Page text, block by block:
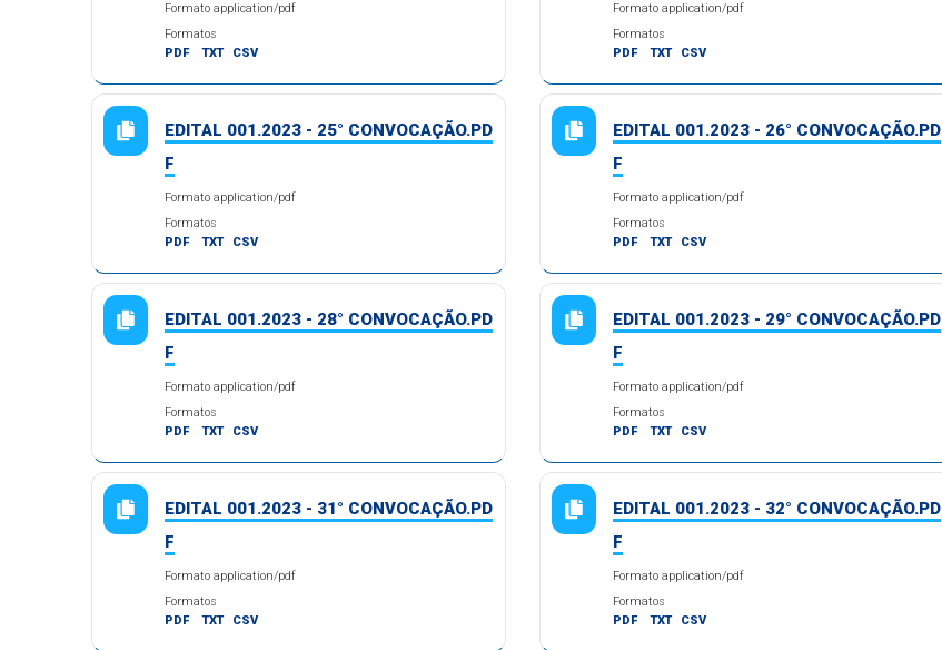
Formato application/pdf
Formatos
PDF
TXT CSV
Formato application/pdf
Formatos
PDF
TXT CSV
EDITAL 001.2023 - 25° CONVOCAÇÃO.PD
F
Formato application/pdf
Formatos
PDF
TXT CSV
EDITAL 001.2023 - 26° CONVOCAÇÃO.PD
F
Formato application/pdf
Formatos
PDF
TXT CSV
EDITAL 001.2023 - 28° CONVOCAÇÃO.PD
F
Formato application/pdf
Formatos
PDF
TXT CSV
EDITAL 001.2023 - 29° CONVOCAÇÃO.PD
F
Formato application/pdf
Formatos
PDF
TXT CSV
EDITAL 001.2023 - 31° CONVOCAÇÃO.PD
F
Formato application/pdf
Formatos
PDF
TXT CSV
EDITAL 001.2023 - 32° CONVOCAÇÃO.PD
F
Formato application/pdf
Formatos
PDF
TXT CSV